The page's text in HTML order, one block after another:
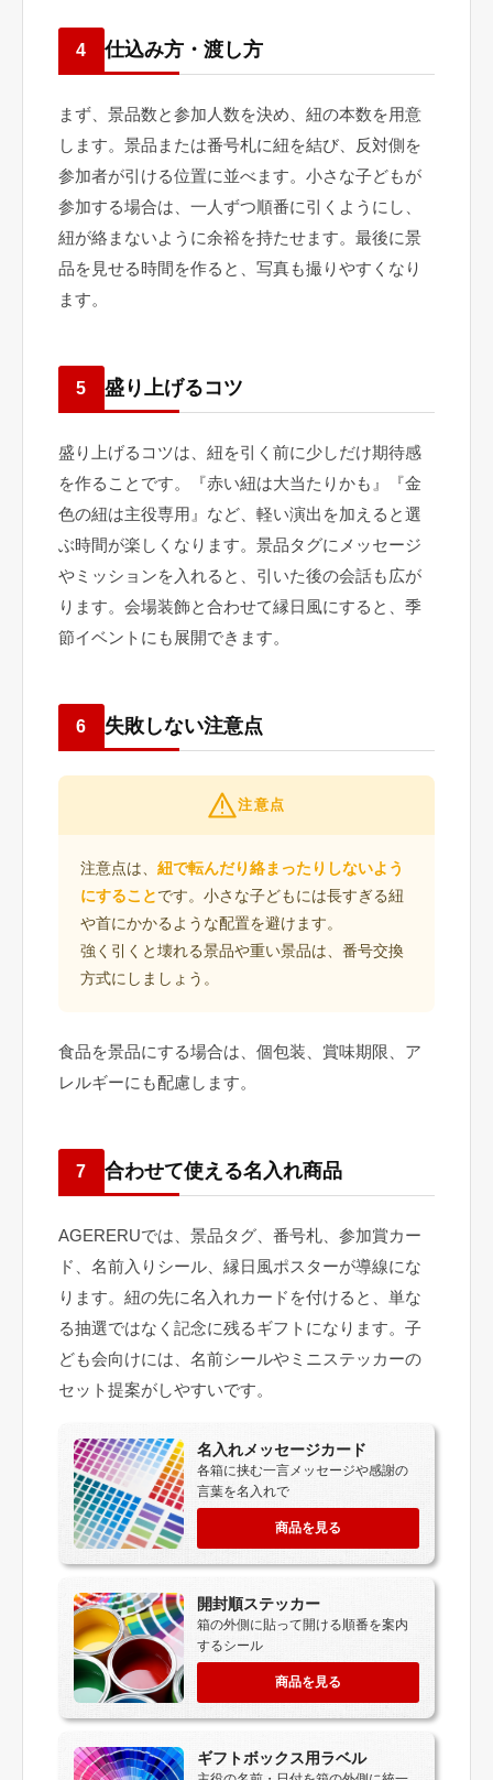
4 仕込み方・渡し方
まず、景品数と参加人数を決め、紐の本数を用意
します。景品または番号札に紐を結び、反対側を
参加者が引ける位置に並べます。小さな子どもが
参加する場合は、一人ずつ順番に引くようにし、
紐が絡まないように余裕を持たせます。最後に景
品を見せる時間を作ると、写真も撮りやすくなり
ます。
5 盛り上げるコツ
盛り上げるコツは、紐を引く前に少しだけ期待感
を作ることです。『赤い紐は大当たりかも』『金
色の紐は主役専用』など、軽い演出を加えると選
ぶ時間が楽しくなります。景品タグにメッセージ
やミッションを入れると、引いた後の会話も広が
ります。会場装飾と合わせて縁日風にすると、季
節イベントにも展開できます。
6 失敗しない注意点
注意点
注意点は、 紐で転んだり絡まったりしないよう
にすることです。小さな子どもには長すぎる紐
や首にかかるような配置を避けます。
強く引くと壊れる景品や重い景品は、番号交換
方式にしましょう。
食品を景品にする場合は、個包装、賞味期限、ア
レルギーにも配慮します。
7 合わせて使える名入れ商品
AGERERUでは、景品タグ、番号札、参加賞カー
ド、名前入りシール、縁日風ポスターが導線にな
ります。紐の先に名入れカードを付けると、単な
る抽選ではなく記念に残るギフトになります。子
ども会向けには、名前シールやミニステッカーの
セット提案がしやすいです。
名入れメッセージカード
各箱に挟む一言メッセージや感謝の
言葉を名入れで
商品を見る
開封順ステッカー
箱の外側に貼って開ける順番を案内
するシール
商品を見る
ギフトボックス用ラベル